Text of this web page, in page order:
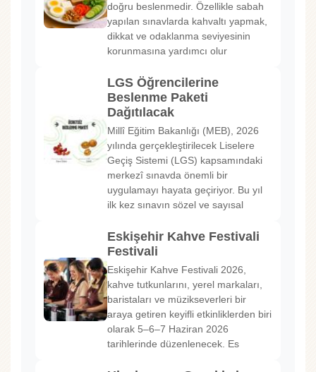
doğru beslenmedir. Özellikle sabah
yapılan sınavlarda kahvaltı yapmak,
dikkat ve odaklanma seviyesinin
korunmasına yardımcı olur
LGS Öğrencilerine
Beslenme Paketi
Dağıtılacak
Millî Eğitim Bakanlığı (MEB), 2026
yılında gerçekleştirilecek Liselere
Geçiş Sistemi (LGS) kapsamındaki
merkezî sınavda önemli bir
uygulamayı hayata geçiriyor. Bu yıl
ilk kez sınavın sözel ve sayısal
Eskişehir Kahve Festivali
Festivali
Eskişehir Kahve Festivali 2026,
kahve tutkunlarını, yerel markaları,
baristaları ve müzikseverleri bir
araya getiren keyifli etkinliklerden biri
olarak 5–6–7 Haziran 2026
tarihlerinde düzenlenecek. Es